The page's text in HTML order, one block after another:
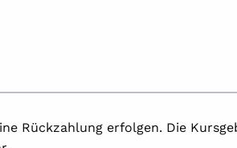
Rückzahlung erfolgen. Die